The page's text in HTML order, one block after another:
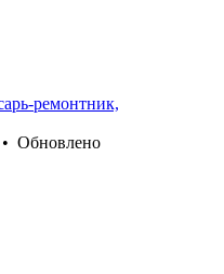
ремонтник,
• Обновлено